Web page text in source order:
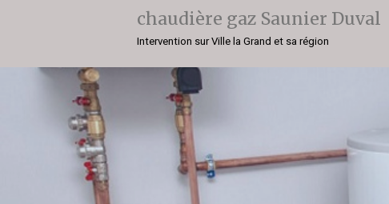
chaudière gaz Saunier Duval
Intervention sur Ville la Grand et sa région